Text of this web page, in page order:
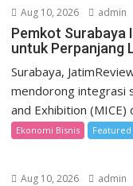
Aug 10, 2026 admin
Pemkot Surabaya
untuk Perpanjang
Surabaya,
mendorong integrasi
and Exhibition (MICE)
Ekonomi Bisnis Featured
Aug 10, 2026 admin